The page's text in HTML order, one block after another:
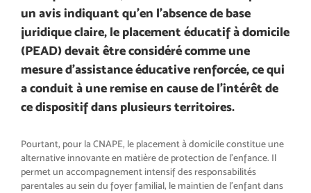
un avis indiquant qu’en l’absence de base
juridique claire, le placement éducatif à domicile
(PEAD) devait être considéré comme une
mesure d’assistance éducative renforcée, ce qui
a conduit à une remise en cause de l’intérêt de
ce dispositif dans plusieurs territoires.
Pourtant, pour la CNAPE, le placement à domicile constitue une
alternative innovante en matière de protection de l’enfance. Il
permet un accompagnement intensif des responsabilités
parentales au sein du foyer familial, le maintien de l’enfant dans